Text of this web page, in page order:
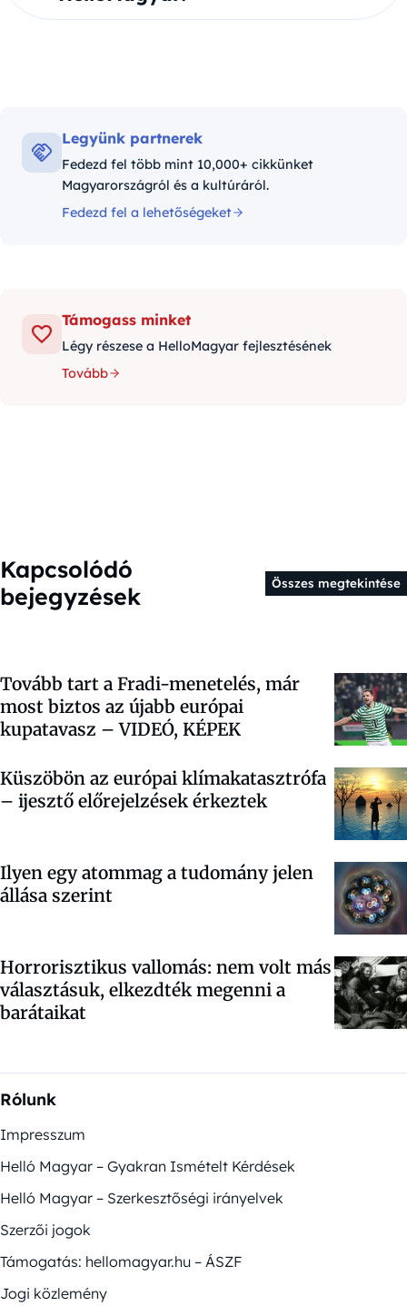
Legyünk partnerek
Fedezd fel több mint 10,000+ cikkünket
Magyarországról és a kultúráról.
Fedezd fel a lehetőségeket
Támogass minket
Légy részese a HelloMagyar fejlesztésének
Tovább
Kapcsolódó
bejegyzések
Összes megtekintése
Tovább tart a Fradi-menetelés, már
most biztos az újabb európai
kupatavasz – VIDEÓ, KÉPEK
Küszöbön az európai klímakatasztrófa
– ijesztő előrejelzések érkeztek
Ilyen egy atommag a tudomány jelen
állása szerint
Horrorisztikus vallomás: nem volt más
választásuk, elkezdték megenni a
barátaikat
Rólunk
Impresszum
Helló Magyar – Gyakran Ismételt Kérdések
Helló Magyar – Szerkesztőségi irányelvek
Szerzői jogok
Támogatás: hellomagyar.hu – ÁSZF
Jogi közlemény